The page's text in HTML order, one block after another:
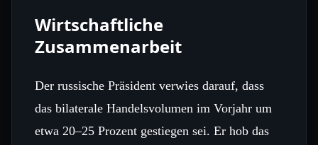
Wirtschaftliche
Zusammenarbeit
Der russische Präsident verwies darauf, dass
das bilaterale Handelsvolumen im Vorjahr um
etwa 20–25 Prozent gestiegen sei. Er hob das